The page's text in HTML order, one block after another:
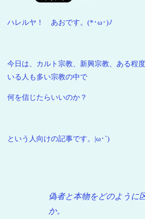
ハレルヤ！ あおです。(*･ω･)ﾉ
今日は、カルト宗教、新興宗教、ある程
いる人も多い宗教の中で
何を信じたらいいのか？
という人向けの記事です。|ω･`)
偽者と本物をどのように
か。